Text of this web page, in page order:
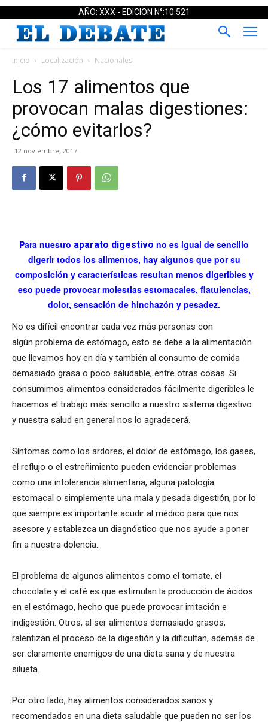
AÑO: XXX - EDICION N°:10.521
Inicio Localización Nacionales
Los 17 alimentos que
provocan malas digestiones:
¿cómo evitarlos?
12 noviembre, 2017
Para nuestro aparato digestivo no es igual de sencillo
digerir todos los alimentos, hay algunos que por su
composición y características resultan menos digeribles y
eso puede provocar molestias estomacales, flatulencias,
dolor, sensación de hinchazón y pesadez.
No es difícil encontrar cada vez más personas con
algún problema de estómago, esto se debe a la alimentación
que llevamos hoy en día y también al consumo de comida
demasiado grasa o poco saludable, entre otras cosas. Si
consumimos alimentos considerados fácilmente digeribles le
hacemos el trabajo más sencillo a nuestro sistema digestivo
y nuestra salud en general nos lo agradecerá.
Síntomas como los ardores, el dolor de estómago, los gases,
el reflujo o el estreñimiento pueden evidenciar problemas
como una intolerancia alimentaria, alguna patología
estomacal o simplemente una mala y pesada digestión, por lo
que siempre es importante acudir al médico para que nos
asesore y establezca un diagnóstico que nos ayude a poner
fin a nuestra dolencia.
El problema de algunos alimentos como el tomate, el
chocolate y el café es que estimulan la producción de ácidos
en el estómago, hecho que puede provocar irritación e
indigestión. Otros, al ser alimentos demasiado grasos,
ralentizan el proceso de la digestión y la dificultan, además de
ser claramente enemigos de una dieta sana y de nuestra
silueta.
Por otro lado, hay alimentos considerados sanos y
recomendados en una dieta saludable que pueden no ser los